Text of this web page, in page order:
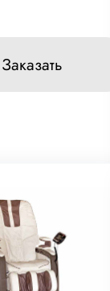
Заказать